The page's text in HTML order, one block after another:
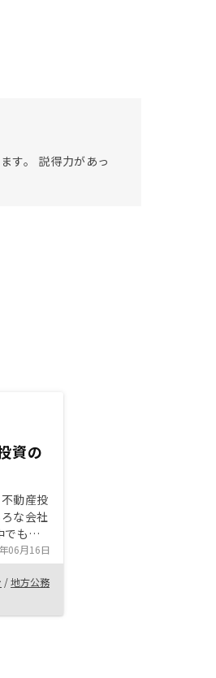
す。 説得力があっ
資の
動産投
な会社
でも最
もう一社
はり大
の寄り添
いろ
ったと
06月16日
/地方公務